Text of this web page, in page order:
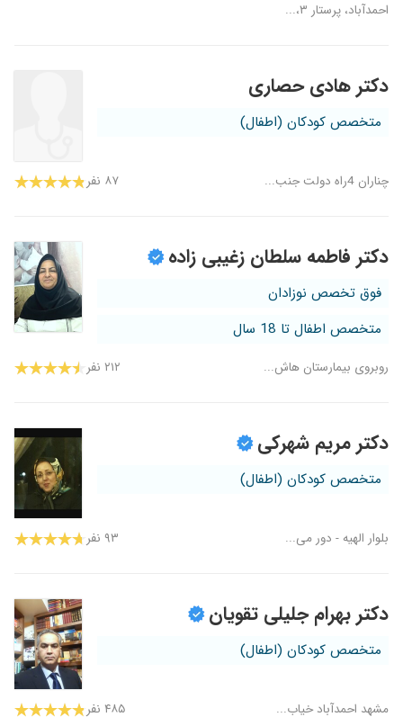
احمدآباد، پرستار ۳،...
دکتر هادی حصاری
متخصص کودکان (اطفال)
چناران 4راه دولت جنب... ۸۷ نفر
دکتر فاطمه سلطان زغیبی زاده
فوق تخصص نوزادان
متخصص اطفال تا 18 سال
روبروی بیمارستان هاش... ۲۱۲ نفر
دکتر مریم شهرکی
متخصص کودکان (اطفال)
بلوار الهیه - دور می... ۹۳ نفر
دکتر بهرام جلیلی تقویان
متخصص کودکان (اطفال)
مشهد احمدآباد خیاب... ۴۸۵ نفر